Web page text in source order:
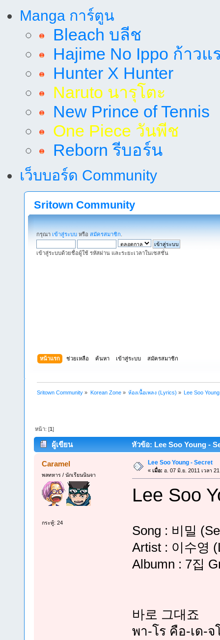
Manga การ์ตูน
Bleach บลีช
Hajime No Ippo ก้าวแ
Hunter X Hunter
Naruto นารุโตะ
New Prince of Tennis
One Piece วันพีช
Reborn รีบอร์น
เว็บบอร์ด Community
Sritown Community
กรุณา เข้าสู่ระบบ หรือ สมัครสมาชิก
เข้าสู่ระบบด้วยชื่อผู้ใช้ รหัสผ่าน และระยะเวลาในเซสชั่น
หน้าแรก ช่วยเหลือ ค้นหา เข้าสู่ระบบ สมัครสมาชิก
Sritown Community » Korean Zone» ห้องเนื้อเพลง (Lyrics) » Lee Soo
หน้า: [1]
ผู้เขียน หัวข้อ: Lee Soo Young -
Caramel
พลทหาร / นักเรียนนินจา
กระทู้: 24
Lee Soo Young - Secret
« เมื่อ: อ. 07 มิ.ย. 2011 เวลา
Lee Soo
Song : 비밀
Artist : 이수영
Albumn : 7집
바로 그대죠
พา-โร คือ-เด-จ